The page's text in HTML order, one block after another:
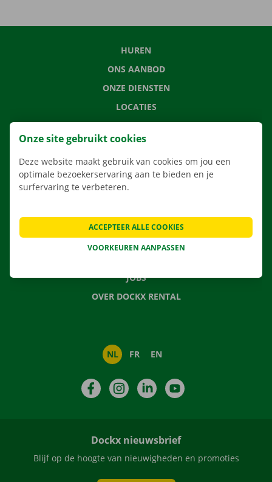
HUREN
ONS AANBOD
ONZE DIENSTEN
LOCATIES
APP
VERHUISOPLOSSINGEN
VEELGESTELDE VRAGEN
NIEUWS
JOBS
OVER DOCKX RENTAL
NL FR EN
FacebookInstagramLinkedIn
Dockx nieuwsbrief
Blijf op de hoogte van nieuwigheden en promoties
Onze site gebruikt cookies
Deze website maakt gebruik van cookies om jou een
optimale bezoekerservaring aan te bieden en je
surfervaring te verbeteren.
VOORKEUREN AANPASSEN
ACCEPTEER ALLE COOKIES